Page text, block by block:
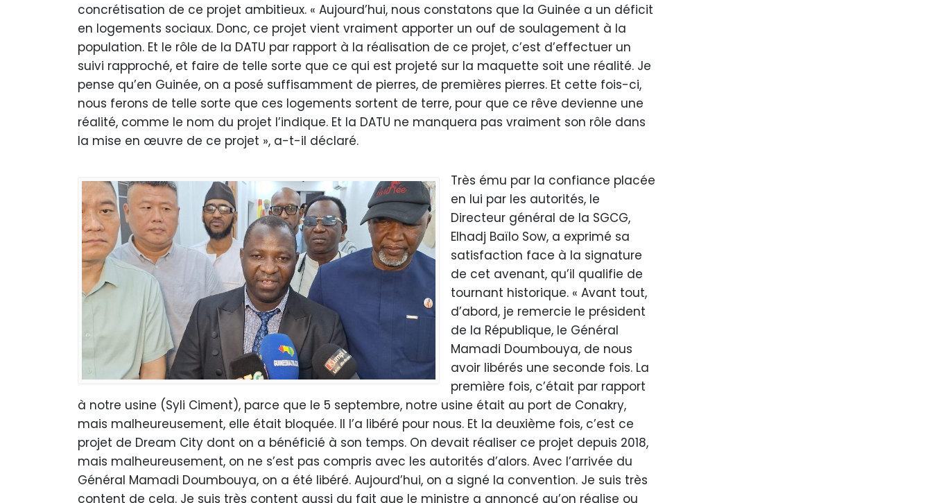
concrétisation de ce projet ambitieux. « Aujourd’hui, nous constatons que la Guinée a un déficit
en logements sociaux. Donc, ce projet vient vraiment apporter un ouf de soulagement à la
population. Et le rôle de la DATU par rapport à la réalisation de ce projet, c’est d’effectuer un
suivi rapproché, et faire de telle sorte que ce qui est projeté sur la maquette soit une réalité. Je
pense qu’en Guinée, on a posé suffisamment de pierres, de premières pierres. Et cette fois-ci,
nous ferons de telle sorte que ces logements sortent de terre, pour que ce rêve devienne une
réalité, comme le nom du projet l’indique. Et la DATU ne manquera pas vraiment son rôle dans
la mise en œuvre de ce projet », a-t-il déclaré.
Très ému par la confiance placée
en lui par les autorités, le
Directeur général de la SGCG,
Elhadj Baïlo Sow, a exprimé sa
satisfaction face à la signature
de cet avenant, qu’il qualifie de
tournant historique. « Avant tout,
d’abord, je remercie le président
de la République, le Général
Mamadi Doumbouya, de nous
avoir libérés une seconde fois. La
première fois, c’était par rapport
à notre usine (Syli Ciment), parce que le 5 septembre, notre usine était au port de Conakry,
mais malheureusement, elle était bloquée. Il l’a libéré pour nous. Et la deuxième fois, c’est ce
projet de Dream City dont on a bénéficié à son temps. On devait réaliser ce projet depuis 2018,
mais malheureusement, on ne s’est pas compris avec les autorités d’alors. Avec l’arrivée du
Général Mamadi Doumbouya, on a été libéré. Aujourd’hui, on a signé la convention. Je suis très
content de cela. Je suis très content aussi du fait que le ministre a annoncé qu’on réalise ou